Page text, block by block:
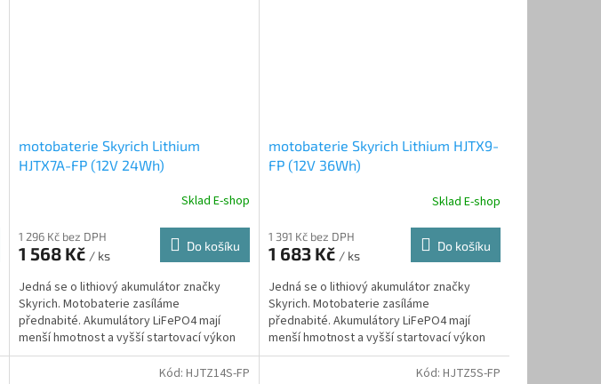
motobaterie Skyrich Lithium
HJTX7A-FP (12V 24Wh)
Sklad E-shop
1 296 Kč bez DPH
1 568 Kč / ks
Do košíku
Jedná se o lithiový akumulátor značky
Skyrich. Motobaterie zasíláme
přednabité. Akumulátory LiFePO4 mají
menší hmotnost a vyšší startovací výkon
než...
motobaterie Skyrich Lithium HJTX9-
FP (12V 36Wh)
Sklad E-shop
1 391 Kč bez DPH
1 683 Kč / ks
Do košíku
Jedná se o lithiový akumulátor značky
Skyrich. Motobaterie zasíláme
přednabité. Akumulátory LiFePO4 mají
menší hmotnost a vyšší startovací výkon
než...
Kód: HJTZ14S-FP Kód: HJTZ5S-FP